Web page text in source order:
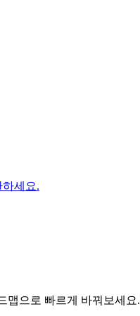
하세요.
맵으로 빠르게 바꿔보세요.